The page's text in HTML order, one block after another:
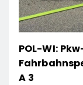
POL-WI:
A 3